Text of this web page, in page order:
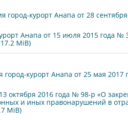
город-курорт Анапа от 28
Анапа от 15 июля 2015 года
MiB)
курорт Анапа от 25 мая
октября 2016 года № 98-р «О
и иных правонарушений в
MiB)